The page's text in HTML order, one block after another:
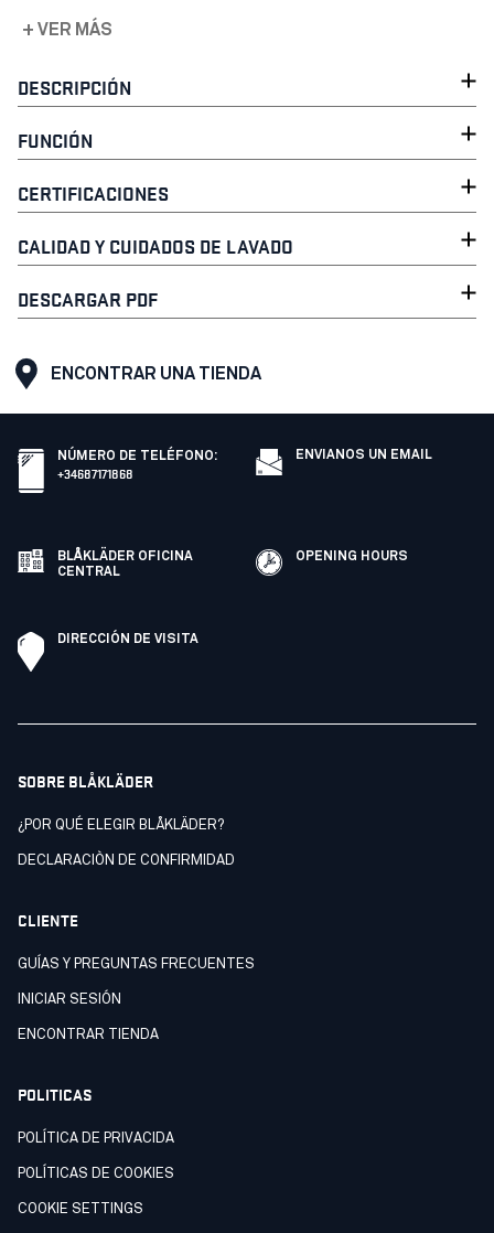
+ VER MÁS
DESCRIPCIÓN
FUNCIÓN
CERTIFICACIONES
CALIDAD Y CUIDADOS DE LAVADO
DESCARGAR PDF
ENCONTRAR UNA TIENDA
NÚMERO DE TELÉFONO:
+34687171868
ENVIANOS UN EMAIL
BLÅKLÄDER OFICINA
CENTRAL
OPENING HOURS
DIRECCIÓN DE VISITA
SOBRE BLÅKLÄDER
¿POR QUÉ ELEGIR BLÅKLÄDER?
DECLARACIÒN DE CONFIRMIDAD
CLIENTE
GUÍAS Y PREGUNTAS FRECUENTES
INICIAR SESIÓN
ENCONTRAR TIENDA
POLITICAS
POLÍTICA DE PRIVACIDA
POLÍTICAS DE COOKIES
COOKIE SETTINGS